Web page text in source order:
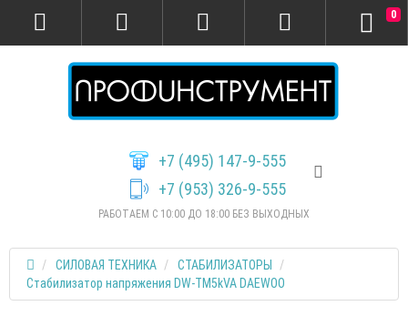
+7 (495) 147-9-555
+7 (953) 326-9-555
РАБОТАЕМ С 10:00 ДО 18:00 БЕЗ ВЫХОДНЫХ
0
СИЛОВАЯ ТЕХНИКА
СТАБИЛИЗАТОРЫ
Стабилизатор напряжения DW-TM5kVA DAEWOO